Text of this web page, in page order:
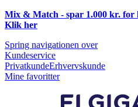
Mix & Match - spar 1.000 kr. for
Klik her
Spring navigationen over
Kundeservice
PrivatkundeErhvervskunde
Mine favoritter